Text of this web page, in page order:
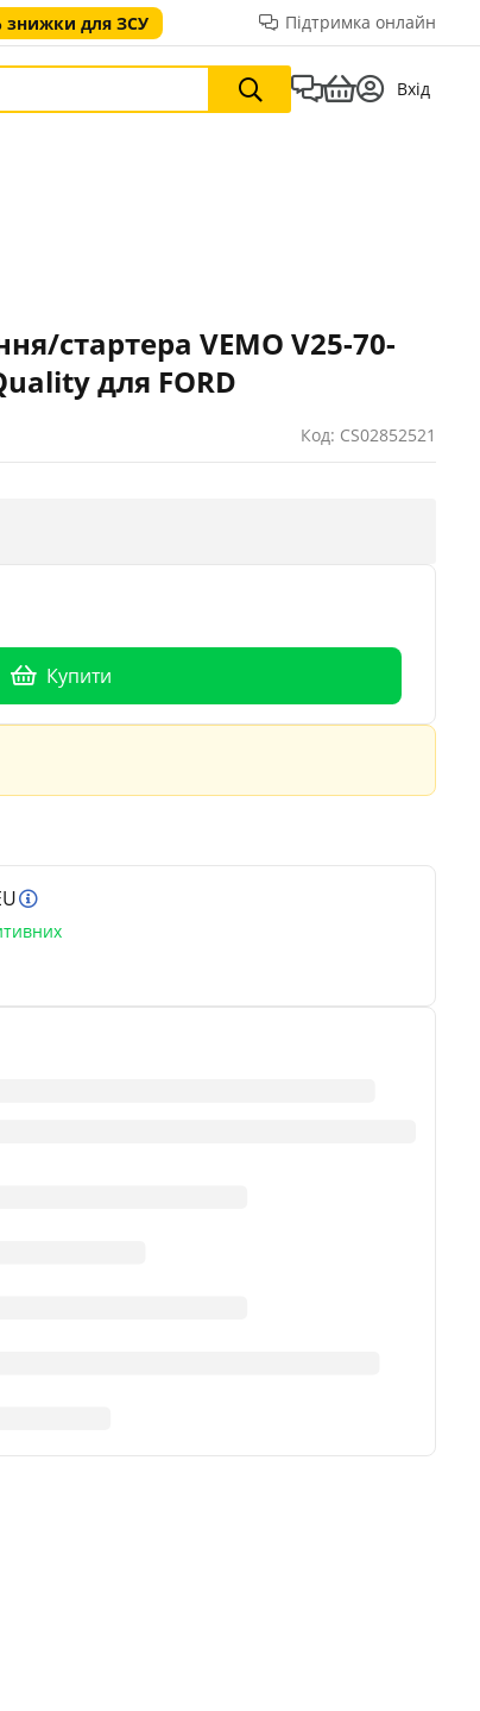
знижки для ЗСУ Підтримка онлайн
Вхід
стартера VEMO V25-70-
для FORD
Код: CS02852521
Купити